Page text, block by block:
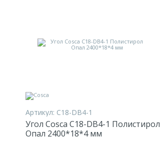
Артикул: C18-DB4-1
Угол Cosca C18-DB4-1 Полистирол
Опал 2400*18*4 мм